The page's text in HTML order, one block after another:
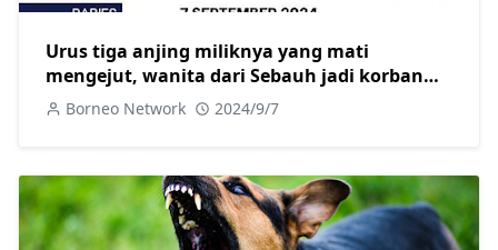
Urus tiga anjing miliknya yang mati
mengejut, wanita dari Sebauh jadi korban
baharu rabies
Borneo Network 2024/9/7